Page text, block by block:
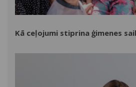
Kā ceļojumi stiprina ģimenes